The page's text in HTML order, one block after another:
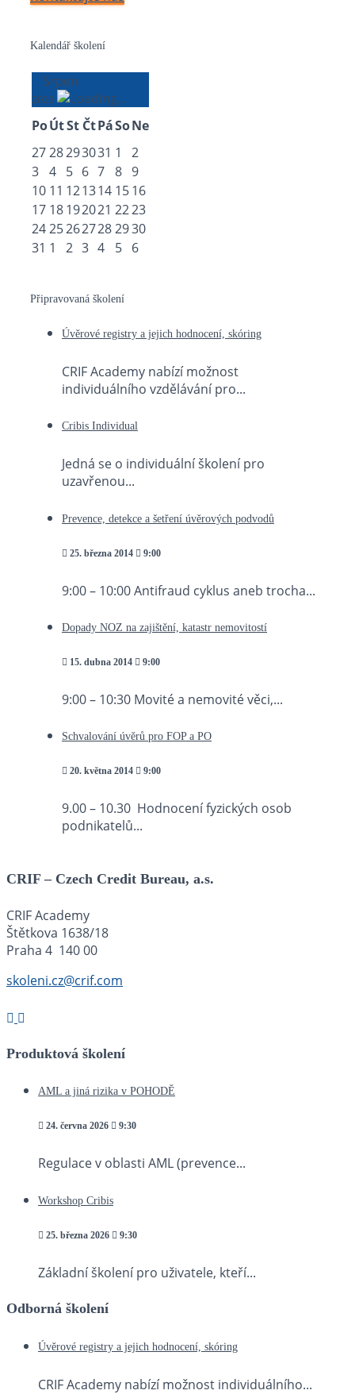
Kalendář školení
Srpen
2026
PoÚtSt ČtPáSoNe
2728293031 1
2
3 4 5 6 7 8 9
10 11 121314 1516
17 18192021 2223
24252627282930
31 1 2 3 4 5 6
Připravovaná školení
Úvěrové registry a jejich hodnocení, skóring
CRIF Academy nabízí možnost
individuálního vzdělávání pro...
Cribis Individual
Jedná se o individuální školení pro
uzavřenou...
Prevence, detekce a šetření úvěrových podvodů
25. března 2014 9:00
9:00 – 10:00 Antifraud cyklus aneb trocha...
Dopady NOZ na zajištění, katastr nemovitostí
15. dubna 2014 9:00
9:00 – 10:30 Movité a nemovité věci,...
Schvalování úvěrů pro FOP a PO
20. května 2014 9:00
9.00 – 10.30 Hodnocení fyzických osob
podnikatelů...
CRIF – Czech Credit Bureau, a.s.
CRIF Academy
Štětkova 1638/18
Praha 4 140 00
skoleni.cz@crif.com
Produktová školení
AML a jiná rizika v POHODĚ
24. června 2026 9:30
Regulace v oblasti AML (prevence...
Workshop Cribis
25. března 2026 9:30
Základní školení pro uživatele, kteří...
Odborná školení
Úvěrové registry a jejich hodnocení, skóring
CRIF Academy nabízí možnost individuálního...